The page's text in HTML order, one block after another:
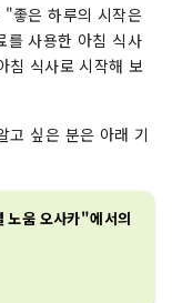
"좋은 하루의 시작은
를 사용한 아침 식사
침 식사로 시작해 보
고 싶은 분은 아래 기
노움 오사카"에서의